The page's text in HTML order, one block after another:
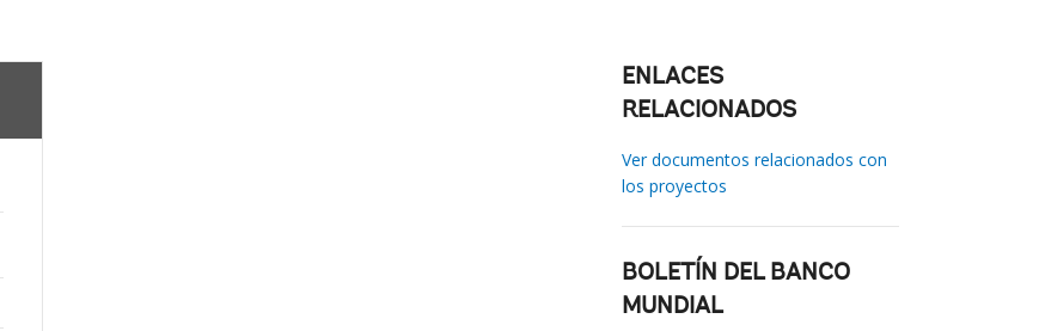
ENLACES
RELACIONADOS
Ver documentos relacionados con
los proyectos
BOLETÍN DEL BANCO
MUNDIAL